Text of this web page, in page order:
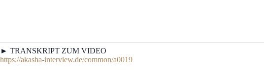
► TRANSKRIPT ZUM VIDEO
https://akasha-interview.de/common/a0019